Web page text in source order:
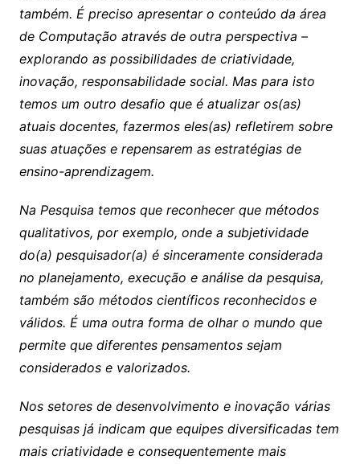
também. É preciso apresentar o conteúdo da área
de Computação através de outra perspectiva –
explorando as possibilidades de criatividade,
inovação, responsabilidade social. Mas para isto
temos um outro desafio que é atualizar os(as)
atuais docentes, fazermos eles(as) refletirem sobre
suas atuações e repensarem as estratégias de
ensino-aprendizagem.
Na Pesquisa temos que reconhecer que métodos
qualitativos, por exemplo, onde a subjetividade
do(a) pesquisador(a) é sinceramente considerada
no planejamento, execução e análise da pesquisa,
também são métodos científicos reconhecidos e
válidos. É uma outra forma de olhar o mundo que
permite que diferentes pensamentos sejam
considerados e valorizados.
Nos setores de desenvolvimento e inovação várias
pesquisas já indicam que equipes diversificadas tem
mais criatividade e consequentemente mais